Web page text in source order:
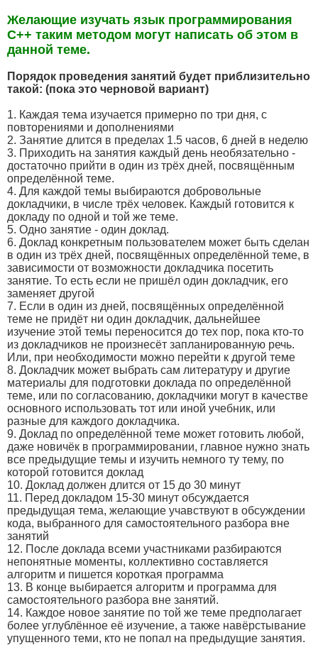
Желающие изучать язык программирования
С++ таким методом могут написать об этом в
данной теме.
Порядок проведения занятий будет приблизительно
такой: (пока это черновой вариант)
1. Каждая тема изучается примерно по три дня, с
повторениями и дополнениями
2. Занятие длится в пределах 1.5 часов, 6 дней в неделю
3. Приходить на занятия каждый день необязательно -
достаточно прийти в один из трёх дней, посвящённым
определённой теме.
4. Для каждой темы выбираются добровольные
докладчики, в числе трёх человек. Каждый готовится к
докладу по одной и той же теме.
5. Одно занятие - один доклад.
6. Доклад конкретным пользователем может быть сделан
в один из трёх дней, посвящённых определённой теме, в
зависимости от возможности докладчика посетить
занятие. То есть если не пришёл один докладчик, его
заменяет другой
7. Если в один из дней, посвящённых определённой
теме не придёт ни один докладчик, дальнейшее
изучение этой темы переносится до тех пор, пока кто-то
из докладчиков не произнесёт запланированную речь.
Или, при необходимости можно перейти к другой теме
8. Докладчик может выбрать сам литературу и другие
материалы для подготовки доклада по определённой
теме, или по согласованию, докладчики могут в качестве
основного использовать тот или иной учебник, или
разные для каждого докладчика.
9. Доклад по определённой теме может готовить любой,
даже новичёк в программировании, главное нужно знать
все предыдущие темы и изучить немного ту тему, по
которой готовится доклад
10. Доклад должен длится от 15 до 30 минут
11. Перед докладом 15-30 минут обсуждается
предыдущая тема, желающие учавствуют в обсуждении
кода, выбранного для самостоятельного разбора вне
занятий
12. После доклада всеми участниками разбираются
непонятные моменты, коллективно составляется
алгоритм и пишется короткая программа
13. В конце выбирается алгоритм и программа для
самостоятельного разбора вне занятий.
14. Каждое новое занятие по той же теме предполагает
более углублённое её изучение, а также навёрстывание
упущенного теми, кто не попал на предыдущие занятия.